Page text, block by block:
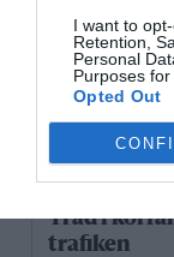
I want to
Retention,
Personal
Purposes for
Opted Out
25°C
Senaste nytt
08:22
Träd i
trafiken